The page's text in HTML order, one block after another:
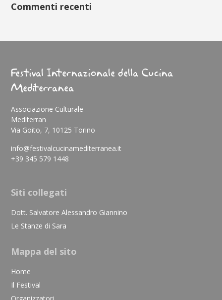
Commenti recenti
Festival Internazionale della Cucina
Mediterranea
Associazione Culturale
Mediterran
Via Goito, 7, 10125 Torino
info@festivalcucinamediterranea.it
+39 345 579 1448
Siti collegati
Dott. Salvatore Alessandro Giannino
Le Stanze di Sara
Mappa del sito
Home
Il Festival